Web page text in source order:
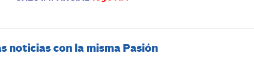
noticias con la misma Pasión